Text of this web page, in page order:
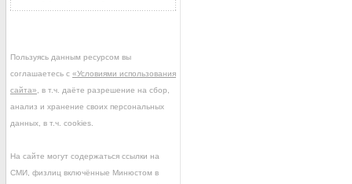
Пользуясь данным ресурсом вы
соглашаетесь с «Условиями использования
сайта» , в т.ч. даёте разрешение на сбор,
анализ и хранение своих персональных
данных, в т.ч. cookies.
На сайте могут содержаться ссылки на
СМИ, физлиц включённые Минюстом в